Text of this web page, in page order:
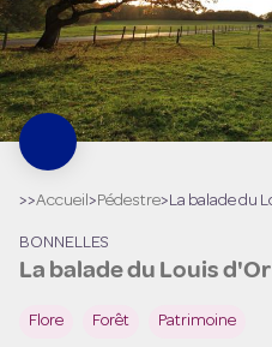
>>Accueil > Pédestre> La balade du
BONNELLES
La balade du Louis d'Or
Flore Forêt Patrimoine